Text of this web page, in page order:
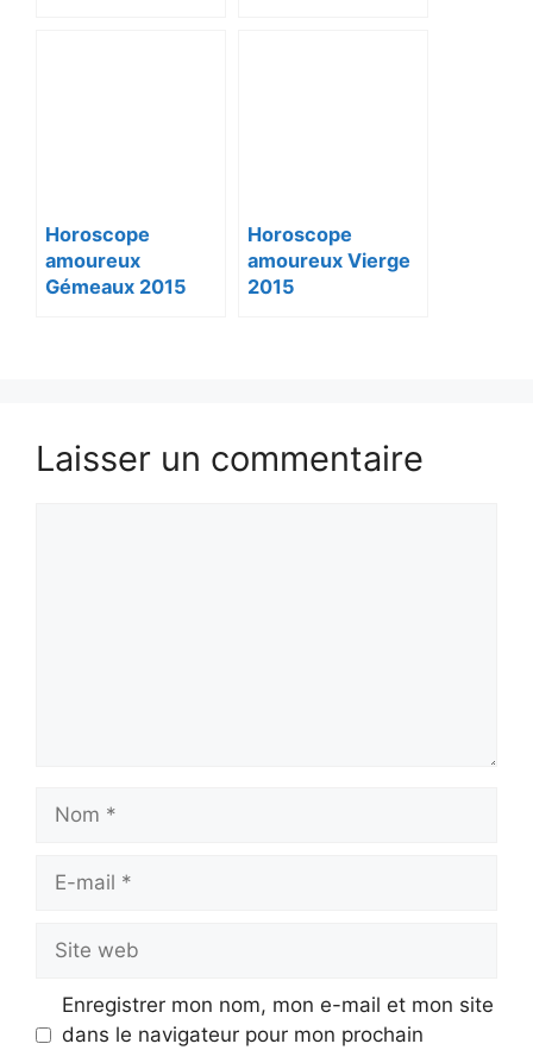
Horoscope
amoureux
Gémeaux 2015
Horoscope
amoureux Vierge
2015
Laisser un commentaire
mail
web
Enregistrer mon nom, mon e-mail et mon site
dans le navigateur pour mon prochain